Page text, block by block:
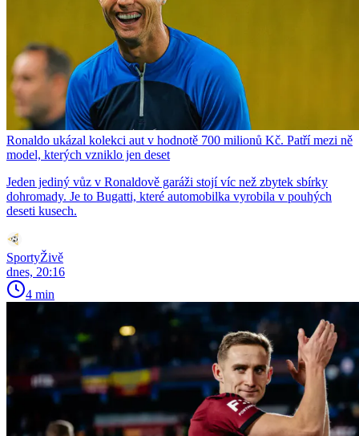
Ronaldo ukázal kolekci aut v hodnotě 700 milionů Kč. Patří mezi ně
model, kterých vzniklo jen deset
Jeden jediný vůz v Ronaldově garáži stojí víc než zbytek sbírky
dohromady. Je to Bugatti, které automobilka vyrobila v pouhých
deseti kusech.
SportyŽivě
dnes, 20:16
4 min